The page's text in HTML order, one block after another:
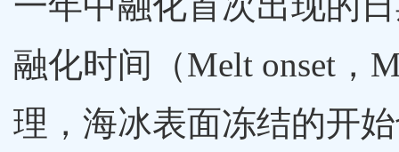
融化时间（Melt onset，
理，海冰表面冻结的开